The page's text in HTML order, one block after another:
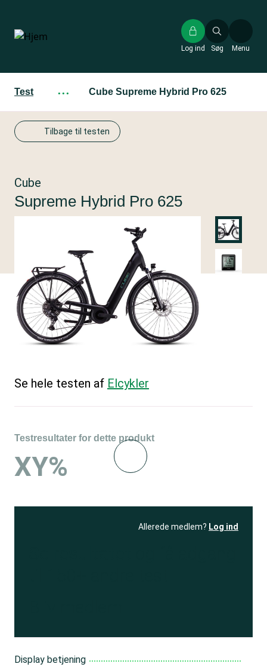
hovedindhold
Søg
Log ind Menu
Test ··· Cube Supreme Hybrid Pro 625
Tilbage til testen
Cube
Supreme Hybrid Pro 625
Se hele testen af Elcykler
Testresultater for dette produkt
XY%
Allerede medlem? Log ind
Display betjening